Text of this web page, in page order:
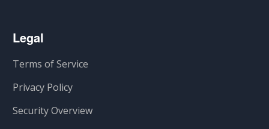
Legal
Terms of Service
Privacy Policy
Security Overview